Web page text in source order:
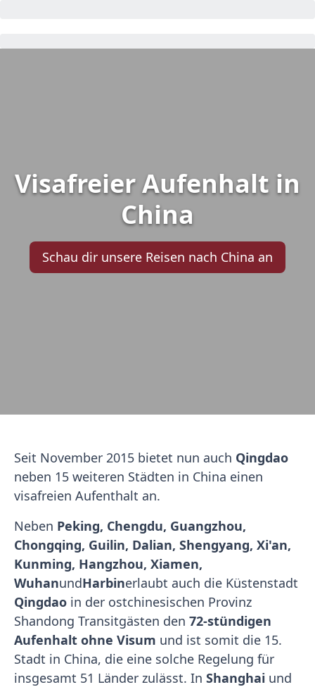
Visafreier Aufenhalt in
China
Schau dir unsere Reisen nach China an
Seit November 2015 bietet nun auch Qingdao
neben 15 weiteren Städten in China einen
visafreien Aufenthalt an.
Neben Peking, Chengdu, Guangzhou,
Chongqing, Guilin, Dalian, Shengyang, Xi'an,
Kunming, Hangzhou, Xiamen,
WuhanundHarbinerlaubt auch die Küstenstadt
Qingdao in der ostchinesischen Provinz
Shandong Transitgästen den 72-stündigen
Aufenhalt ohne Visum und ist somit die 15.
Stadt in China, die eine solche Regelung für
insgesamt 51 Länder zulässt. In Shanghai und